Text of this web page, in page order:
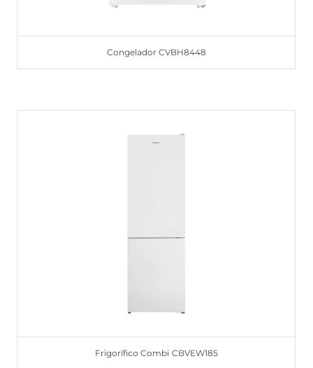
Congelador CVBH8448
Frigorífico Combi CBVEW185